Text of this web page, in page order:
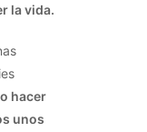
la vida.
hacer
unos